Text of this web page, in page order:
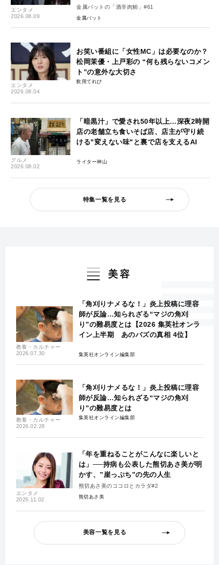
エンタメ
2026.08.09
金属バットの「酒辛肉鮪」#61
金属バット
エンタメ
2026.08.04
お笑い番組に「女性MC」は必要なのか？
松岡茉優・上戸彩の “何も残らないコメン
ト”の意外な大切さ
飲用てれび
グルメ
2026.08.02
「暗黒汁」で愛され50年以上…深夜2時開
店の老舗立ち食いそば店、店主が守り続
ける"変えない味"と裏で店を支えるAI
ライター神山
特集一覧を見る
美容
教養・カルチャー
2026.07.30
「角刈りナメるな！」炎上投稿に理容
師が反論…知られざる“マジの角刈
り”の難易度とは【2026 集英社オンラ
イン上半期 あのバズの真相 4位】
集英社オンライン編集部
教養・カルチャー
2026.02.28
「角刈りナメるな！」炎上投稿に理容
師が反論…知られざる“マジの角刈
り”の難易度とは
集英社オンライン編集部
エンタメ
2025.11.02
「年を重ねることがこんなに楽しいと
は」──持病も公表した熊切あさ美が明
かす、”崖っぷち”の先の人生
熊切あさ美のココロとカラダ#2
熊切あさ美
美容一覧を見る